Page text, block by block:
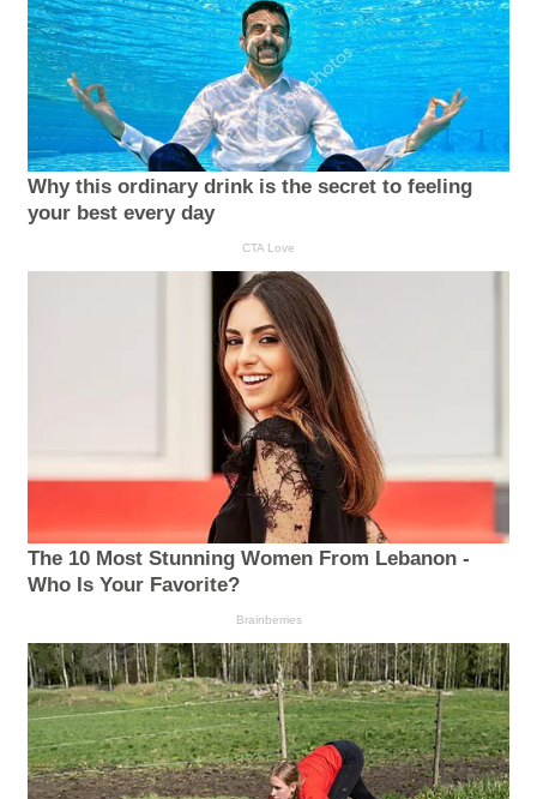
Why this ordinary drink is the secret to feeling
your best every day
CTA Love
The 10 Most Stunning Women From Lebanon -
Who Is Your Favorite?
Brainberries